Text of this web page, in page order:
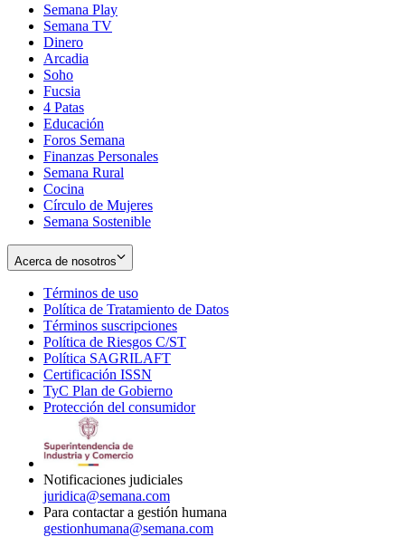
Semana Play
Semana TV
Dinero
Arcadia
Soho
in
new
window
Fucsia
in
new
window
4 Patas
Educación
Foros Semana
Finanzas Personales
Semana Rural
Cocina
Círculo de Mujeres
Semana Sostenible
Acerca de nosotros
Términos de uso
in
new
window
Política de Tratamiento de Datos
Términos suscripciones
in
Política de Riesgos C/ST
Política SAGRILAFT
new
window
Certificación ISSN
in
new
TyC Plan de Gobierno
in
Protección del consumidorOpens
Notificaciones judiciales
juridica@semana.com
Para contactar a gestión humana
gestionhumana@semana.com